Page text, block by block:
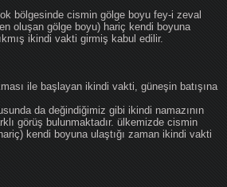
bölgesinde cismin gölge boyu fey-i zeval
oluşan gölge boyu) hariç kendi boyuna
ikindi vakti girmiş kabul edilir.
ile başlayan ikindi vakti, güneşin batışına
da değindiğimiz gibi ikindi namazının
görüş bulunmaktadır. ülkemizde cismin
kendi boyuna ulaştığı zaman ikindi vakti